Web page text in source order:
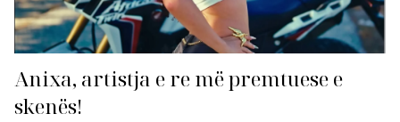
Anixa, artistja e re më premtuese e
skenës!